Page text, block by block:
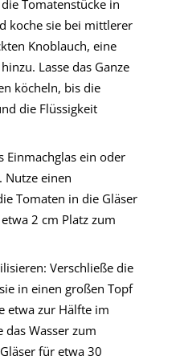
Tomatenstücke in
koche sie bei mittlerer
Knoblauch, eine
Lasse das Ganze
köcheln, bis die
die Flüssigkeit
Einmachglas ein oder
einen
Tomaten in die Gläser
2 cm Platz zum
Verschließe die
in einen großen Topf
etwa zur Hälfte im
das Wasser zum
für etwa 30